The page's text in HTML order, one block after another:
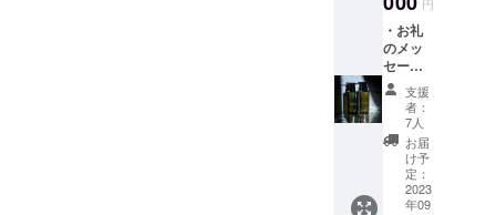
はかか
りませ
ん） ※
完全予
約制と
なって
おりま
す。事
前にご
予約く
ださ
や乾燥
による
髪のダ
メージ
を補修
してう
るおい
を与
え、年
齢の変
化によ
り乾燥
・お礼
のメッ
セージ
・nicori
シャン
プー
300ml
& nicori
トリー
トメン
トセッ
支援
者：
7人
お届
け予
定：
2023
年09